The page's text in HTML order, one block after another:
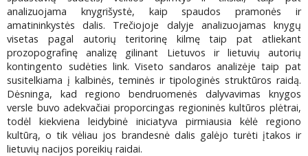
analizuojama knygrišystė, kaip spaudos pramonės ir
amatininkystės dalis. Trečiojoje dalyje analizuojamas knygų
visetas pagal autorių teritorinę kilmę taip pat atliekant
prozopografinę analizę gilinant Lietuvos ir lietuvių autorių
kontingento sudėties link. Viseto sandaros analizėje taip pat
susitelkiama į kalbinės, teminės ir tipologinės struktūros raidą.
Dėsninga, kad regiono bendruomenės dalyvavimas knygos
versle buvo adekvačiai proporcingas regioninės kultūros plėtrai,
todėl kiekviena leidybinė iniciatyva pirmiausia kėlė regiono
kultūrą, o tik vėliau jos brandesnė dalis galėjo turėti įtakos ir
lietuvių nacijos poreikių raidai.